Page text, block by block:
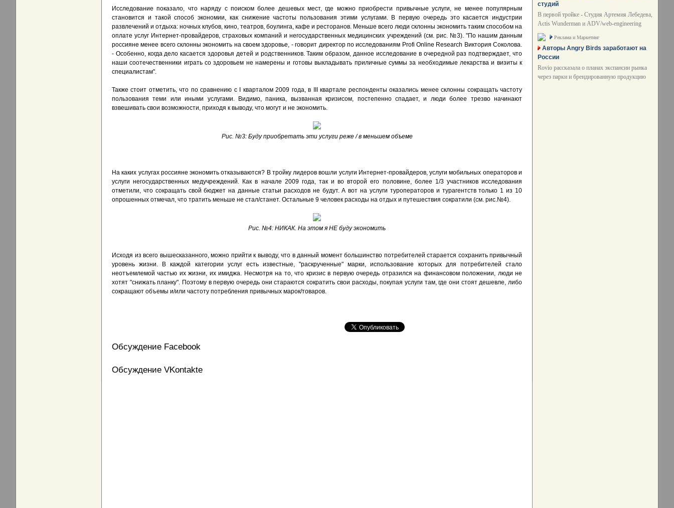
Исследование показало, что наряду с поиском более дешевых мест, где можно приобрести привычные услуги, не менее популярным
становится и такой способ экономии, как снижение частоты пользования этими услугами. В первую очередь это касается индустрии
развлечений и отдыха: ночных клубов, кино, театров, боулинга, кафе и ресторанов. Меньше всего люди склонны экономить таким способом на
оплате услуг Интернет-провайдеров, страховых компаний и негосударственных медицинских учреждений (см. рис. №3). "По нашим данным
россияне менее всего склонны экономить на своем здоровье, - говорит директор по исследованиям Profi Online Research Виктория Соколова.
- Особенно, когда дело касается здоровья детей и родственников. Таким образом, данное исследование в очередной раз подтверждает, что
наши соотечественники играть со здоровьем не намерены и готовы выкладывать приличные суммы за необходимые лекарства и визиты к
специалистам".
Также стоит отметить, что по сравнению с I кварталом 2009 года, в III квартале респонденты оказались менее склонны сокращать частоту
пользования теми или иными услугами. Видимо, паника, вызванная кризисом, постепенно спадает, и люди более трезво начинают
взвешивать свои возможности, приходя к выводу, что могут и не экономить.
Рис. №3: Буду приобретать эти услуги реже / в меньшем объеме
На каких услугах россияне экономить отказываются? В тройку лидеров вошли услуги Интернет-провайдеров, услуги мобильных операторов и
услуги негосударственных медучреждений. Как в начале 2009 года, так и во второй его половине, более 1/3 участников исследования
отметили, что сокращать свой бюджет на данные статьи расходов не будут. А вот на услуги туроператоров и турагентств только 1 из 10
опрошенных отмечал, что тратить меньше не стал/станет. Остальные 9 человек расходы на отдых и путешествия сократили (см. рис.№4).
Рис. №4: НИКАК. На этом я НЕ буду экономить
Исходя из всего вышесказанного, можно прийти к выводу, что в данный момент большинство потребителей старается сохранить привычный
уровень жизни. В каждой категории услуг есть известные, "раскрученные" марки, использование которых для потребителей стало
неотъемлемой частью их жизни, их имиджа. Несмотря на то, что кризис в первую очередь отразился на финансовом положении, люди не
хотят "снижать планку". Поэтому в первую очередь они стараются сократить свои расходы, покупая услуги там, где они стоят дешевле, либо
сокращают объемы и/или частоту потребления привычных марок/товаров.
Обсуждение Facebook
Обсуждение VKontakte
студий
В первой тройке - Студия Артемия Лебедева,
Actis Wunderman и ADV/web-engineering
Реклама и Маркетинг
Авторы Angry Birds заработают на
России
Rovio рассказала о планах экспансии рынка
через парки и брендированную продукцию